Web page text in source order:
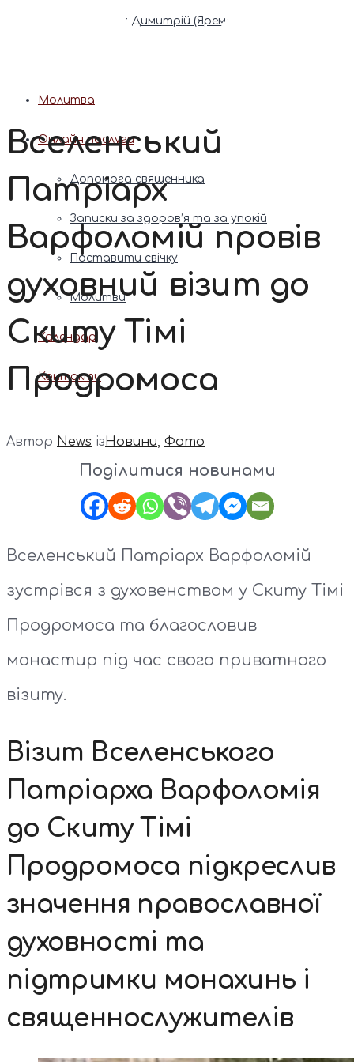
Патріарх Димитрій (Ярема)
Молитва
Онлайн послуги
Допомога священника
Записки за здоров’я та за упокій
Поставити свічку
Молитви
Календар
Контакти
Вселенський
Патріарх
Варфоломій провів
духовний візит до
Скиту Тімі
Продромоса
Автор News ізНовини, Фото
Поділитися новинами
Вселенський Патріарх Варфоломій
зустрівся з духовенством у Скиту Тімі
Продромоса та благословив
монастир під час свого приватного
візиту.
Візит Вселенського
Патріарха Варфоломія
до Скиту Тімі
Продромоса підкреслив
значення православної
духовності та
підтримки монахинь і
священнослужителів